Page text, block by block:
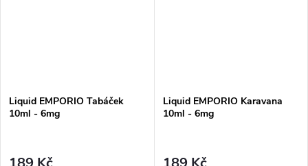
Liquid EMPORIO Tabáček
10ml - 6mg
Liquid EMPORIO Karavana
10ml - 6mg